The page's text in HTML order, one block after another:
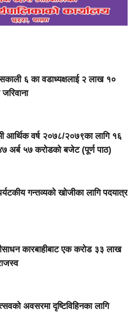
६ का वडाध्यक्षलाई २ लाख १०
आर्थिक वर्ष २०७८/२०७९का लागि १६
अर्ब ५७ करोडको बजेट (पूर्ण पाठ)
गन्तव्यको खोजीका लागि पदयात्र
कारबाहीबाट एक करोड ३३ लाख
अवसरमा दृष्टिविहिनका लागि